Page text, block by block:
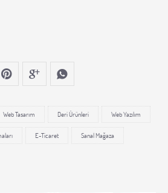
Web Tasarım Deri Ürünleri Web Yazılım
E-Ticaret Sanal Mağaza